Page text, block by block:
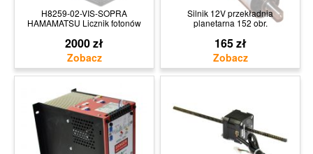
H8259-02-VIS-SOPRA
HAMAMATSU Licznik fotonów
2000 zł
Silnik 12V przekładnia
planetarna 152 obr.
165 zł